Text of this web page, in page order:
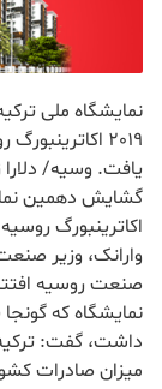
نمایشگاه ملی
2019
یافت. وسیه/ دلارا
اکاترینبورگ
وارانک، وزیر
صنعت روسیه
نمایشگاه که گونجا
داشت، گفت: